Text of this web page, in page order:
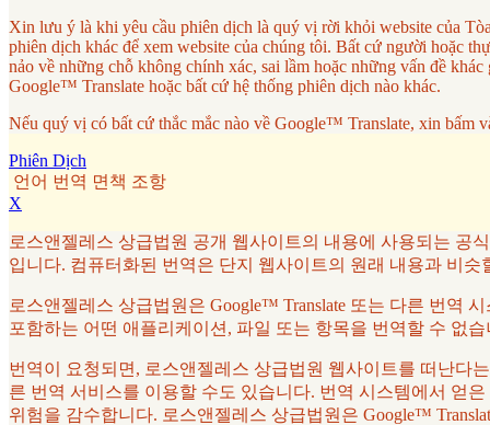
Xin lưu ý là khi yêu cầu phiên dịch là quý vị rời khỏi website của
phiên dịch khác để xem website của chúng tôi. Bất cứ người hoặc
nảo về những chỗ không chính xác, sai lầm hoặc những vấn đề
Google™ Translate hoặc bất cứ hệ thống phiên dịch nào khác.
Nếu quý vị có bất cứ thắc mắc nào về Google™ Translate, xin bấm
Phiên Dịch
언어 번역 면책 조항
X
로스앤젤레스 상급법원 공개 웹사이트의 내용에 사용되는 공
입니다. 컴퓨터화된 번역은 단지 웹사이트의 원래 내용과 비
로스앤젤레스 상급법원은 Google™ Translate 또는 다른 번역
포함하는 어떤 애플리케이션, 파일 또는 항목을 번역할 수 없습
번역이 요청되면, 로스앤젤레스 상급법원 웹사이트를 떠난다
른 번역 서비스를 이용할 수도 있습니다. 번역 시스템에서 얻
위험을 감수합니다. 로스앤젤레스 상급법원은 Google™